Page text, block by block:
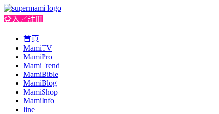
登入／註冊
首頁
MamiTV
MamiPro
MamiTrend
MamiBible
MamiBlog
MamiShop
MamiInfo
line